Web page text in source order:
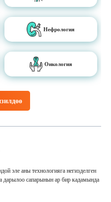
Нефрология
Онкология
эле аны технологияга негизделген
дарылоо сапарынын ар бир кадамында